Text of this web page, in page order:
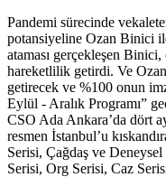
Pandemi sürecinde
potansiyeline Ozan Binici
ataması gerçekleşen Binici,
hareketlilik getirdi. Ve
getirecek ve %100 onun
Eylül - Aralık Programı”
CSO Ada Ankara’da dört
resmen İstanbul’u
Serisi, Çağdaş ve
Serisi, Org Serisi, Caz